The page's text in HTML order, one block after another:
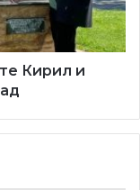
Кирил и